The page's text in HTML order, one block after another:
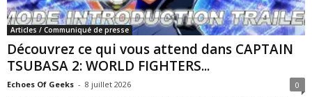
Articles / Communiqué de presse
Découvrez ce qui vous attend dans CAPTAIN
TSUBASA 2: WORLD FIGHTERS...
Echoes Of Geeks - 8 juillet 2026 0